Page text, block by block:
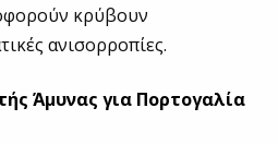
κρύβουν
ανισορροπίες.
Άμυνας για Πορτογαλία